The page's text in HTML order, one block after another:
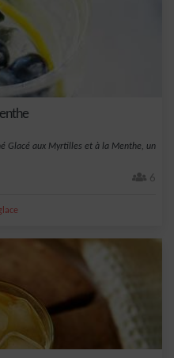
Glacé aux Myrtilles et à la Menthe, un
6